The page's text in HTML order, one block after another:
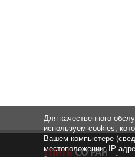
Для качественного
используем cookies,
Вашем компьютере
местоположении; IP-